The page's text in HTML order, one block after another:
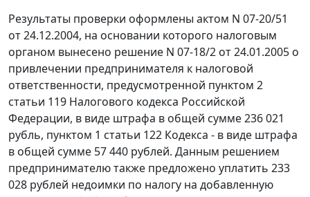
Результаты проверки оформлены актом N 07-20/51
от 24.12.2004, на основании которого налоговым
органом вынесено решение N 07-18/2 от 24.01.2005 о
привлечении предпринимателя к налоговой
ответственности, предусмотренной пунктом 2
статьи 119 Налогового кодекса Российской
Федерации, в виде штрафа в общей сумме 236 021
рубль, пунктом 1 статьи 122 Кодекса - в виде штрафа
в общей сумме 57 440 рублей. Данным решением
предпринимателю также предложено уплатить 233
028 рублей недоимки по налогу на добавленную